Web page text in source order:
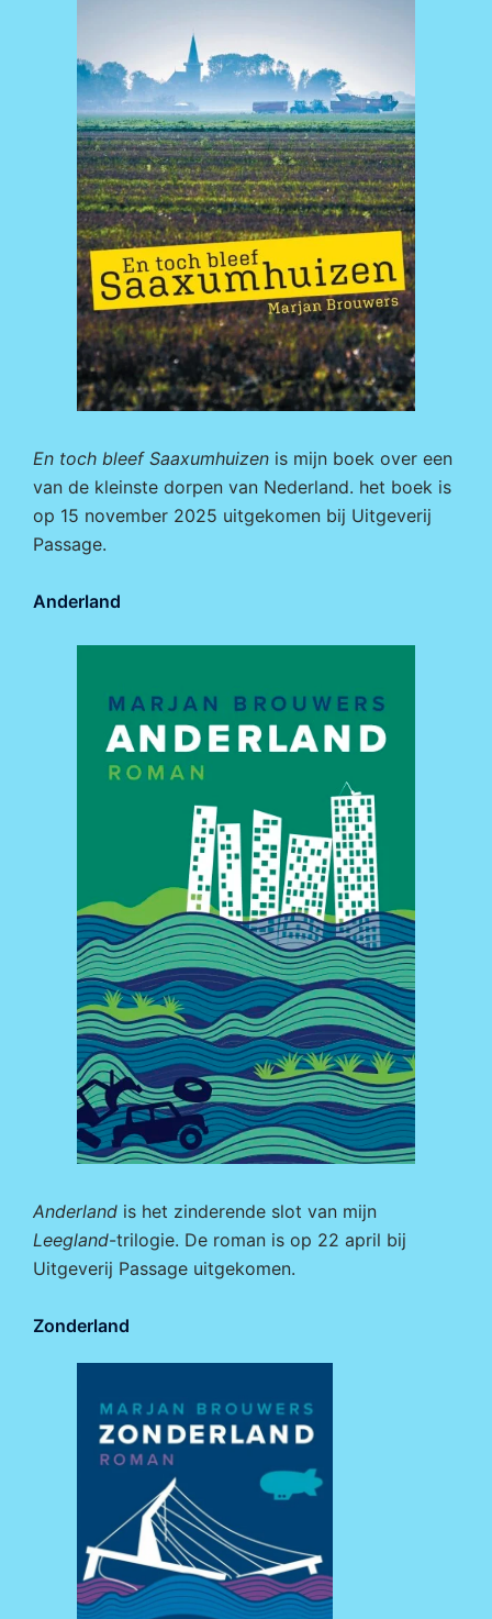
En toch bleef Saaxumhuizen is mijn boek over een
van de kleinste dorpen van Nederland. het boek is
op 15 november 2025 uitgekomen bij Uitgeverij
Passage.
Anderland
Anderland is het zinderende slot van mijn
Leegland-trilogie. De roman is op 22 april bij
Uitgeverij Passage uitgekomen.
Zonderland